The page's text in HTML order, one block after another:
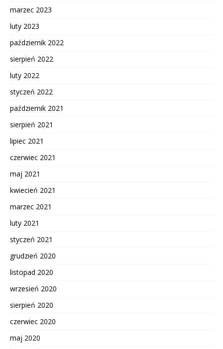
marzec 2023
luty 2023
październik 2022
sierpień 2022
luty 2022
styczeń 2022
październik 2021
sierpień 2021
lipiec 2021
czerwiec 2021
maj 2021
kwiecień 2021
marzec 2021
luty 2021
styczeń 2021
grudzień 2020
listopad 2020
wrzesień 2020
sierpień 2020
czerwiec 2020
maj 2020